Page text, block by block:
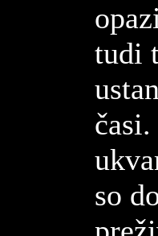
tudi
so